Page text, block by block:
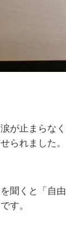
が止まらな
られました。
聞くと「自
す。